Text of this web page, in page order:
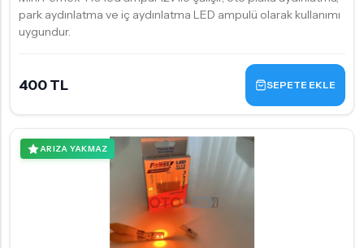
park aydınlatma ve iç aydınlatma LED ampulü olarak kullanımı
uygundur.
400 TL SEPETE EKLE
ARIZA YAKMAZ